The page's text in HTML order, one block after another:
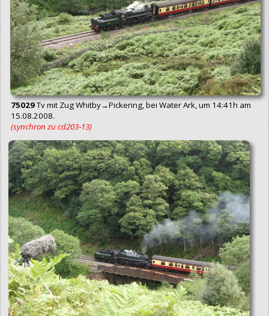
75029Tv mit Zug Whitby→Pickering, bei Water Ark, um 14:41h am
15.08.2008.
(synchron zu cd203‑13)